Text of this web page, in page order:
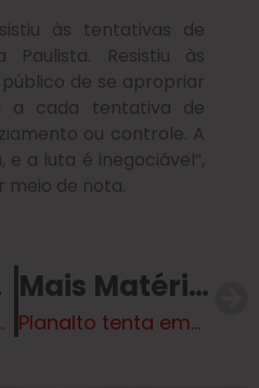
às tentativas de
Resistiu às
de se apropriar
a cada tentativa de
ou controle. A
a luta é inegociável”,
meio de nota.
antes das eleições
Mais Matérias
Planalto tenta emplacar relator da PEC da escala 6×1